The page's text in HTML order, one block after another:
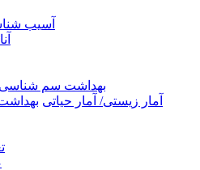
آسیب
بهداشت سم شناسی
آمار زیستی/ آمار حیاتی